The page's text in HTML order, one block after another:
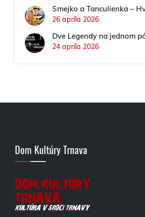
Smejko a Tanculienka –
26 apríla 2026
Dve Legendy na jednom
24 apríla 2026
Dom Kultúry Trnava